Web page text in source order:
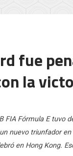
fue
la
FIA Fórmula E tuvo
nuevo triunfador
en Hong Kong.